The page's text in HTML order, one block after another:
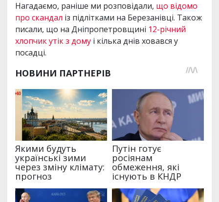
Нагадаємо, раніше ми розповідали, що відомо
про скандал із підлітками на Березанівці. Також
писали, що на Дніпропетровщині 12-річний
хлопчик утік з дому і кілька днів ховався у
посадці.